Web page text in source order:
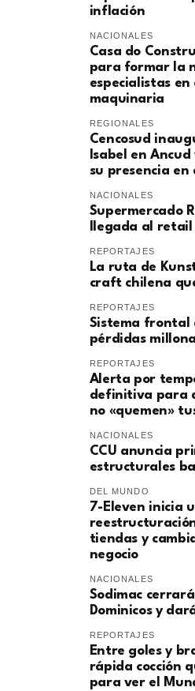
inflación
NACIONALES
Casa do
para formar la
especialistas en
maquinaria
REGIONALES
Cencosud
Isabel en
su presencia en
NACIONALES
Supermercado
llegada al retail
REPORTAJES
La ruta de
craft chilena
REPORTAJES
Sistema frontal
pérdidas
REPORTAJES
Alerta por
definitiva para
no «quemen»
NACIONALES
CCU anuncia
estructurales
DEL MUNDO
7-Eleven inicia
tiendas y
negocio
NACIONALES
Sodimac
Dominicos y
REPORTAJES
Entre goles y
rápida cocción
para ver el